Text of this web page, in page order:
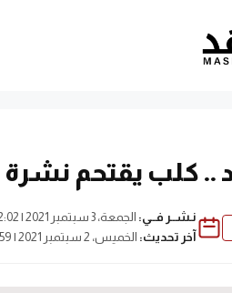
كلب يقتحم نشرة
نـشــر فــي: الجمعة، 3 سبتمبر 2021 | 2:02 ص
آخر تحديث: الخميس، 2 سبتمبر 2021 | 3:59 م